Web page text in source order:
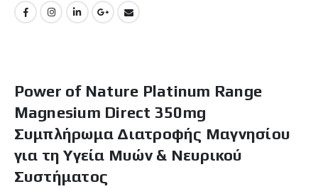
Power of Nature Platinum Range
Magnesium Direct 350mg
Συμπλήρωμα Διατροφής Μαγνησίου
για τη Υγεία Μυών & Νευρικού
Συστήματος